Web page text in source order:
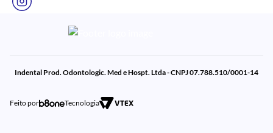
Indental Prod. Odontologic. Med e Hospt. Ltda - CNPJ 07.788.510/0001-14
Feito por Tecnologia